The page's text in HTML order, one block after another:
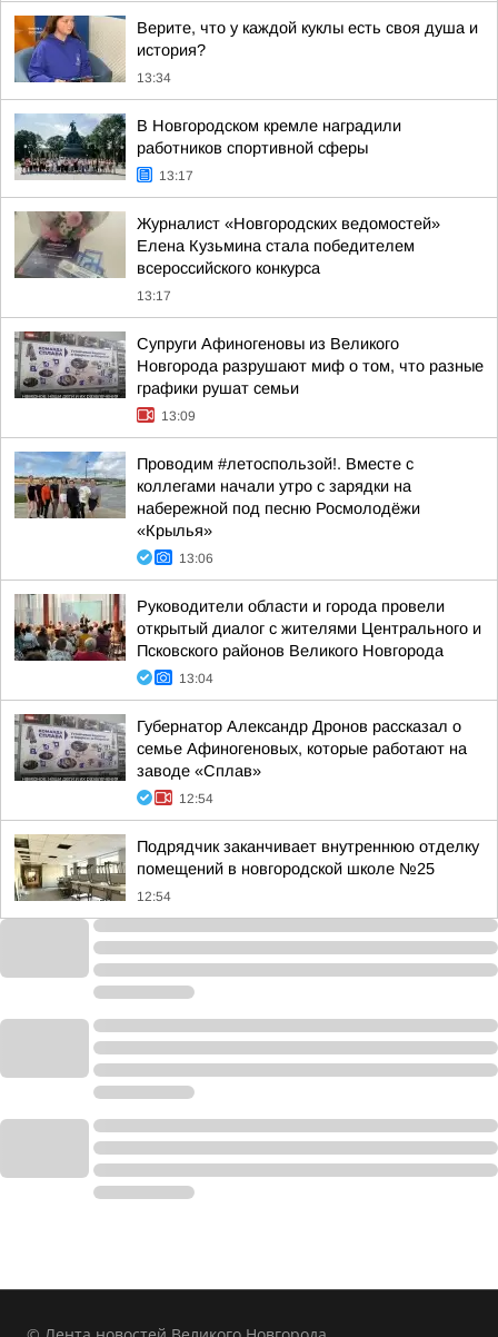
Верите, что у каждой куклы есть своя душа и
история?
13:34
В Новгородском кремле наградили
работников спортивной сферы
13:17
Журналист «Новгородских ведомостей»
Елена Кузьмина стала победителем
всероссийского конкурса
13:17
Супруги Афиногеновы из Великого
Новгорода разрушают миф о том, что разные
графики рушат семьи
13:09
Проводим #летоспользой!. Вместе с
коллегами начали утро с зарядки на
набережной под песню Росмолодёжи
«Крылья»
13:06
Руководители области и города провели
открытый диалог с жителями Центрального и
Псковского районов Великого Новгорода
13:04
Губернатор Александр Дронов рассказал о
семье Афиногеновых, которые работают на
заводе «Сплав»
12:54
Подрядчик заканчивает внутреннюю отделку
помещений в новгородской школе №25
12:54